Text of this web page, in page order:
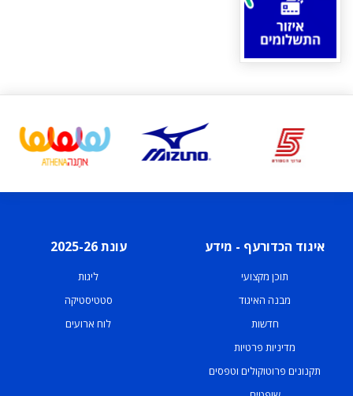
איגוד הכדורעף - מידע
תוכן מקצועי
מבנה האיגוד
חדשות
מדיניות פרטיות
תקנונים פרוטוקולים וטפסים
עונת 2025-26
ליגות
סטטיסטיקה
לוח ארועים